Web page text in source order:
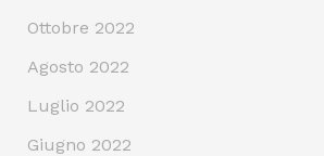
Ottobre 2022
Agosto 2022
Luglio 2022
Giugno 2022